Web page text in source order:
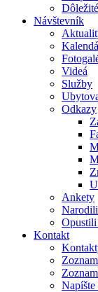
Návštevník
Videá
Služby
Odkazy
Ankety
Narodili
Opustili
Kontakt
Napíšte